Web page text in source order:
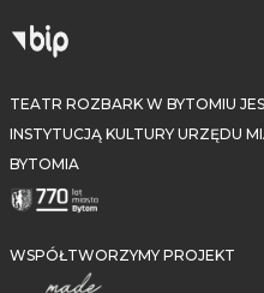
TEATR ROZBARK W BYTOMIU
INSTYTUCJĄ KULTURY URZĘDU
BYTOMIA
WSPÓŁTWORZYMY PROJEKT